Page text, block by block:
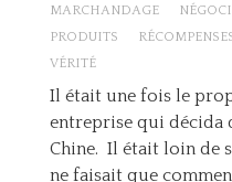
MARCHANDAGE
PRODUITS
VÉRITÉ
Il était une fois le
entreprise qui décida
Chine. Il était loin de
ne faisait que